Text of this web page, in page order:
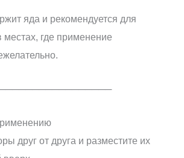
яда и рекомендуется для
местах, где применение
друг от друга и разместите их